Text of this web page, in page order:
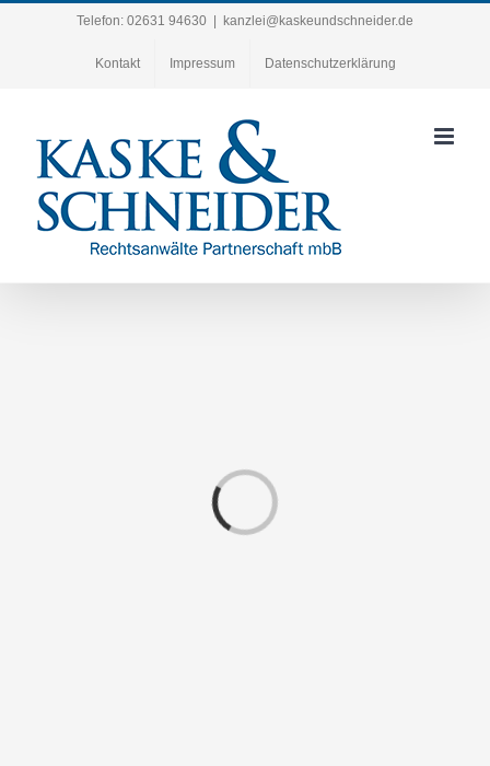
Telefon: 02631 94630 kanzlei@kaskeundschneider.de
Kontakt Impressum Datenschutzerklärung
Laden...